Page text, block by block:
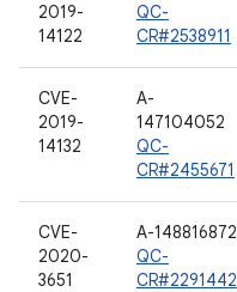
2019-
14122
QC-
CR#2538911
CVE-
2019-
14132
A-
147104052
QC-
CR#2455671
CVE-
2020-
3651
A-148816872
QC-
CR#2291442